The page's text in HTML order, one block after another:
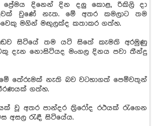
දිනෙන් දින දලු‍ කොළ, රිකිලි දා
වුණේ නැත. මේ අතර කමලාට තම
මගින් මඟු‍ලක්ද කතාකර ගත්හ.
සිටියේ තම යටි සිතේ කැමති අරමුණු
දැන නොසිටියද මංගල දිනය පවා තීන්දු
තේරුමක් නැති බව වටහාගත් පෙම්වතුන්
ගත්හ.
වූ අතර පාන්දර ත්‍රිරෝද රථයක් රැගෙන
අසල රැඳී සිටියේය.